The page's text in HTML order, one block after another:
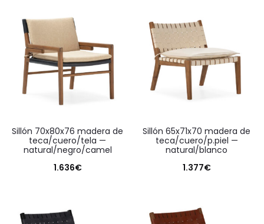
sillón 70x80x76 madera de
teca/cuero/tela —
natural/negro/camel
1.636€
sillón 65x71x70 madera de
teca/cuero/p.piel —
natural/blanco
1.377€